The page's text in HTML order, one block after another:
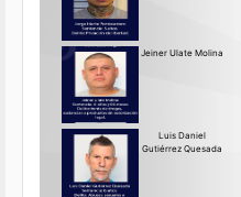
Ver más